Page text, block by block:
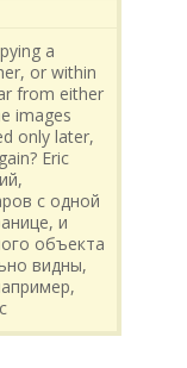
a
or within
from either
images
only later,
Eric
с одной
и
объекта
видны,